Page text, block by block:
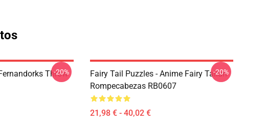
Throw
-20%
Fairy Tail Puzzles - Anime Fairy Tailun
Rompecabezas RB0607
21,98 € - 40,02 €
-20%